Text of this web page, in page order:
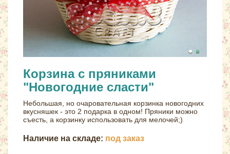
Корзина с пряниками
"Новогодние сласти"
Небольшая, но очаровательная корзинка новогодних
вкусняшек - это 2 подарка в одном! Пряники можно
съесть, а корзинку использовать для мелочей;)
Наличие на складе: под заказ